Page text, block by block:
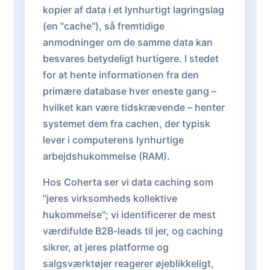
kopier af data i et lynhurtigt lagringslag
(en "cache"), så fremtidige
anmodninger om de samme data kan
besvares betydeligt hurtigere. I stedet
for at hente informationen fra den
primære database hver eneste gang –
hvilket kan være tidskrævende – henter
systemet dem fra cachen, der typisk
lever i computerens lynhurtige
arbejdshukommelse (RAM).
Hos Coherta ser vi data caching som
"jeres virksomheds kollektive
hukommelse"; vi identificerer de mest
værdifulde B2B-leads til jer, og caching
sikrer, at jeres platforme og
salgsværktøjer reagerer øjeblikkeligt,